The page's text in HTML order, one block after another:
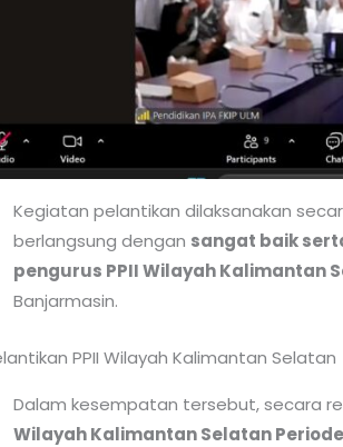
Kegiatan pelantikan dilaksanakan
berlangsung dengan sangat baik
pengurus PPII Wilayah Kalimantan
Banjarmasin.
Dalam kesempatan tersebut, secara
Wilayah Kalimantan Selatan